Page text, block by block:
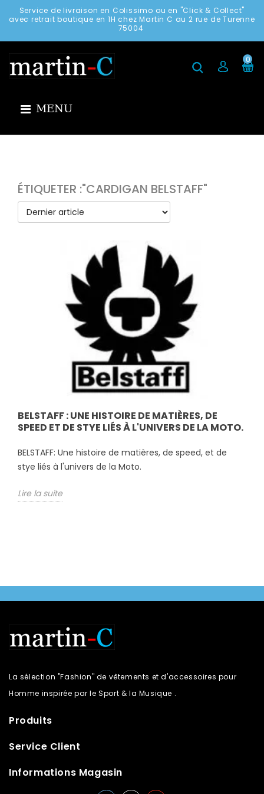
Service de livraison en Colissimo ou en "Click & Collect"
avec retrait boutique en 1H chez Martin C au 2 rue de Turenne
75004
0
MENU
ÉTIQUETER :"CARDIGAN BELSTAFF"
BELSTAFF : UNE HISTOIRE DE MATIÈRES, DE
SPEED ET DE STYE LIÉS À L'UNIVERS DE LA MOTO.
BELSTAFF: Une histoire de matières, de speed, et de
stye liés à l'univers de la Moto.
Lire la suite
La sélection "Fashion" de vêtements et d'accessoires pour
Homme inspirée par le Sport & la Musique .
Produits
Service Client
Informations Magasin